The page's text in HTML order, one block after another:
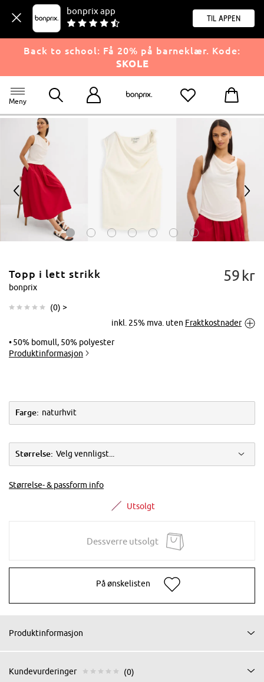
bonprix app
til appen
Back to school: Få 20% på barneklær. Kode:
SKOLE
Meny
Trykk for å
< >
Topp i lett strikk
bonprix
(0) >
59 kr
inkl. 25% mva. uten Fraktkostnader
50% bomull, 50% polyester
Produktinformasjon
Farge: naturhvit
Størrelse: Velg vennligst...
Størrelse- & passform info
Utsolgt
Dessverre utsolgt
På ønskelisten
Produktinformasjon
Kundevurderinger (0)